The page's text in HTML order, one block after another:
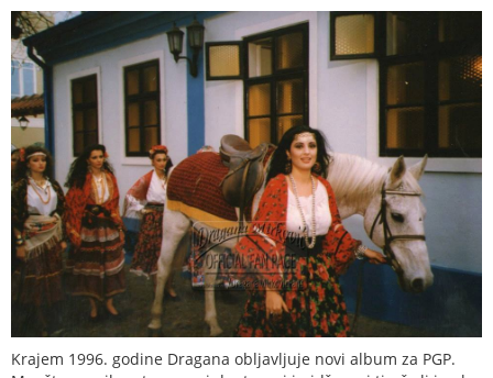
Krajem 1996. godine Dragana obljavljuje novi album za PGP.